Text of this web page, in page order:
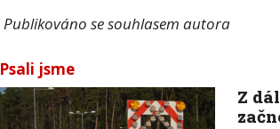
Publikováno se souhlasem autora
Psali jsme
Z